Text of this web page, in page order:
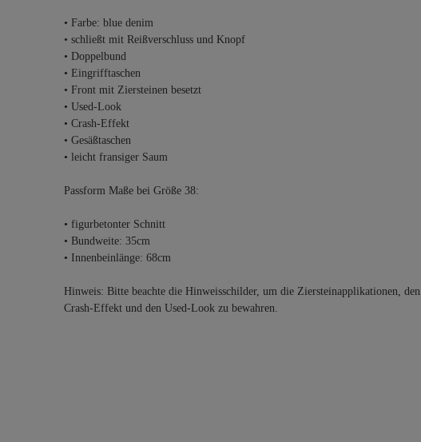
• Farbe: blue denim
• schließt mit Reißverschluss und Knopf
• Doppelbund
• Eingrifftaschen
• Front mit Ziersteinen besetzt
• Used-Look
• Crash-Effekt
• Gesäßtaschen
• leicht fransiger Saum
Passform Maße bei Größe 38:
• figurbetonter Schnitt
• Bundweite: 35cm
• Innenbeinlänge: 68cm
Hinweis: Bitte beachte die Hinweisschilder, um die Ziersteinapplikationen, den
Crash-Effekt und den Used-Look zu bewahren.